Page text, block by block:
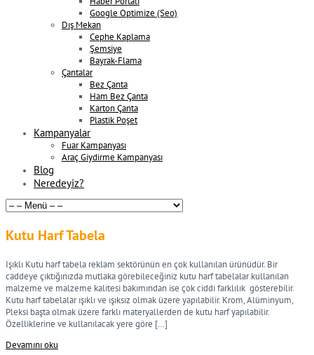
Google Optimize (Seo)
Dış Mekan
Cephe Kaplama
Şemsiye
Bayrak-Flama
Çantalar
Bez Çanta
Ham Bez Çanta
Karton Çanta
Plastik Poşet
Kampanyalar
Fuar Kampanyası
Araç Giydirme Kampanyası
Blog
Neredeyiz?
Kutu Harf Tabela
Işıklı Kutu harf tabela reklam sektörünün en çok kullanılan ürünüdür. Bir
caddeye çıktığınızda mutlaka görebileceğiniz kutu harf tabelalar kullanılan
malzeme ve malzeme kalitesi bakımından ise çok ciddi farklılık gösterebilir.
Kutu harf tabelalar ışıklı ve ışıksız olmak üzere yapılabilir. Krom, Alüminyum,
Pleksi başta olmak üzere farklı materyallerden de kutu harf yapılabilir.
Özelliklerine ve kullanılacak yere göre […]
Devamını oku